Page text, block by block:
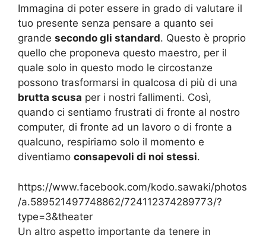
Immagina di poter essere in grado di valutare il
tuo presente senza pensare a quanto sei
grande secondo gli standard. Questo è proprio
quello che proponeva questo maestro, per il
quale solo in questo modo le circostanze
possono trasformarsi in qualcosa di più di una
brutta scusa per i nostri fallimenti. Così,
quando ci sentiamo frustrati di fronte al nostro
computer, di fronte ad un lavoro o di fronte a
qualcuno, respiriamo solo il momento e
diventiamo consapevoli di noi stessi.
https://www.facebook.com/kodo.sawaki/photos
/a.589521497748862/724112374289773/?
type=3&theater
Un altro aspetto importante da tenere in